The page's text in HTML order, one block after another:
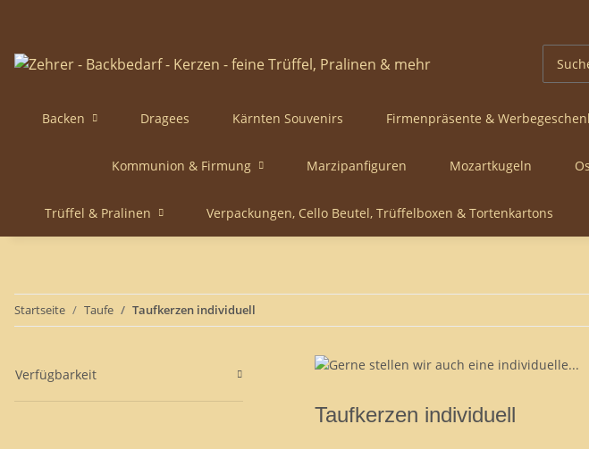
Backen Dragees Kärnten Souvenirs Firmenpräsente &
Kommunion & Firmung Marzipanfiguren Mozartkugeln
Trüffel & Pralinen Verpackungen, Cello Beutel, Trüffelboxen & Tortenkartons
Startseite Taufe Taufkerzen individuell
Taufkerzen individuell
Verfügbarkeit